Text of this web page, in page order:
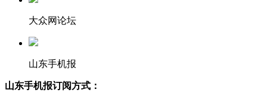
大众网论坛
山东手机报
山东手机报订阅方式：